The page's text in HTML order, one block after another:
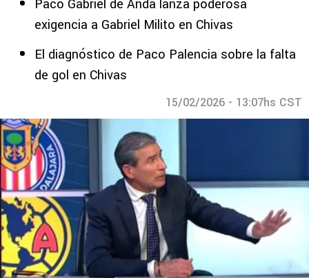
Paco Gabriel de Anda lanza poderosa
exigencia a Gabriel Milito en Chivas
El diagnóstico de Paco Palencia sobre la falta
de gol en Chivas
15/02/2026 - 13:07hs CST